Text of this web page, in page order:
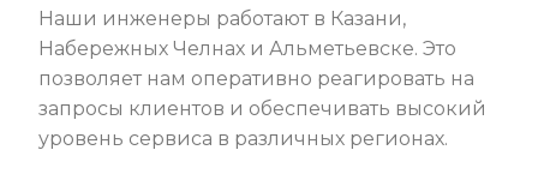
Наши инженеры работают в Казани,
Набережных Челнах и Альметьевске. Это
позволяет нам оперативно реагировать на
запросы клиентов и обеспечивать высокий
уровень сервиса в различных регионах.